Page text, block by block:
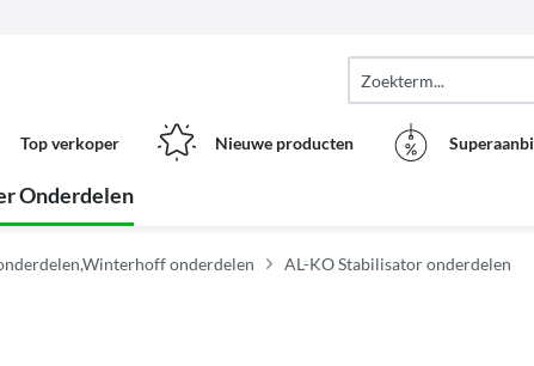
Top verkoper Nieuwe producten
Onderdelen
onderdelen AL-KO Stabilisator onderdelen